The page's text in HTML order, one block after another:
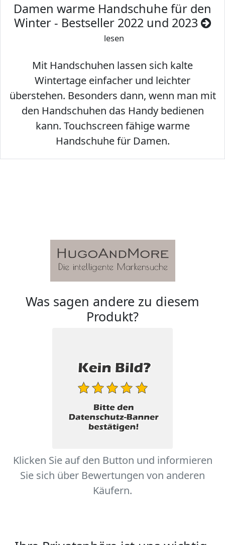
Damen warme Handschuhe für den
Winter - Bestseller 2022 und 2023
lesen
Mit Handschuhen lassen sich kalte
Wintertage einfacher und leichter
überstehen. Besonders dann, wenn man mit
den Handschuhen das Handy bedienen
kann. Touchscreen fähige warme
Handschuhe für Damen.
Was sagen andere zu diesem
Produkt?
Klicken Sie auf den Button und informieren
Sie sich über Bewertungen von anderen
Käufern.